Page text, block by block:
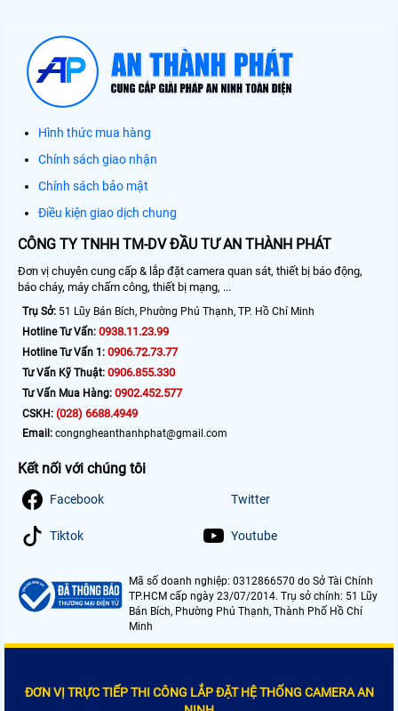
Hình thức mua hàng
Chính sách giao nhận
Chính sách bảo mật
Điều kiện giao dịch chung
CÔNG TY TNHH TM-DV ĐẦU TƯ AN THÀNH PHÁT
Đơn vị chuyên cung cấp & lắp đặt camera quan sát, thiết bị báo động,
báo cháy, máy chấm công, thiết bị mạng, ...
Trụ Sở: 51 Lũy Bán Bích, Phường Phú Thạnh, TP. Hồ Chí Minh
Hotline Tư Vấn: 0938.11.23.99
Hotline Tư Vấn 1: 0906.72.73.77
Tư Vấn Kỹ Thuật: 0906.855.330
Tư Vấn Mua Hàng: 0902.452.577
CSKH: (028) 6688.4949
Email: congngheanthanhphat@gmail.com
Kết nối với chúng tôi
Facebook Twitter
Tiktok Youtube
Mã số doanh nghiệp: 0312866570 do Sở Tài Chính
TP.HCM cấp ngày 23/07/2014. Trụ sở chính: 51 Lũy
Bán Bích, Phường Phú Thạnh, Thành Phố Hồ Chí
Minh
ĐƠN VỊ TRỰC TIẾP THI CÔNG LẮP ĐẶT HỆ THỐNG CAMERA AN